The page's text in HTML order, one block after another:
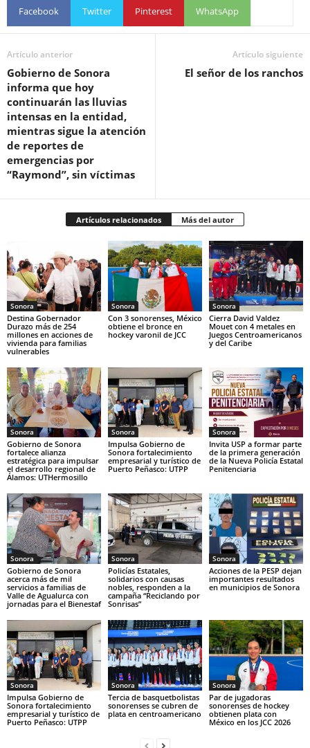
Facebook Twitter Pinterest WhatsApp
Artículo anterior
Gobierno de Sonora
informa que hoy
continuarán las lluvias
intensas en la entidad,
mientras sigue la atención
de reportes de
emergencias por
“Raymond”, sin víctimas
Artículo siguiente
El señor de los ranchos
Artículos relacionados Más del autor
Sonora
Destina Gobernador
Durazo más de 254
millones en acciones de
vivienda para familias
vulnerables
Sonora
Con 3 sonorenses, México
obtiene el bronce en
hockey varonil de JCC
Sonora
Cierra David Valdez
Mouet con 4 metales en
Juegos Centroamericanos
y del Caribe
Sonora
Gobierno de Sonora
fortalece alianza
estratégica para impulsar
el desarrollo regional de
Álamos: UTHermosillo
Sonora
Impulsa Gobierno de
Sonora fortalecimiento
empresarial y turístico de
Puerto Peñasco: UTPP
Sonora
Invita USP a formar parte
de la primera generación
de la Nueva Policía Estatal
Penitenciaria
Sonora
Gobierno de Sonora
acerca más de mil
servicios a familias de
Valle de Agualurca con
jornadas para el Bienestaf
Sonora
Policías Estatales,
solidarios con causas
nobles, responden a la
campaña “Reciclando por
Sonrisas”
Sonora
Acciones de la PESP dejan
importantes resultados
en municipios de Sonora
Sonora
Impulsa Gobierno de
Sonora fortalecimiento
empresarial y turístico de
Puerto Peñasco: UTPP
Sonora
Tercia de basquetbolistas
sonorenses se cubren de
plata en centroamericano
Sonora
Par de jugadoras
sonorenses de hockey
obtienen plata con
México en los JCC 2026